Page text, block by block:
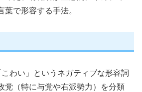
葉で形容する手法。
こわい」というネガティブな形容詞
党（特に与党や右派勢力）を分類